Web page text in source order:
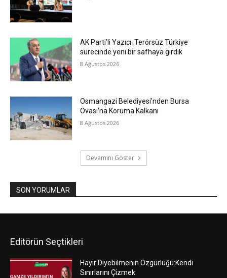
AK Parti’li Yazıcı: Terörsüz Türkiye
sürecinde yeni bir safhaya girdik
8 Ağustos 2026
Osmangazi Belediyesi’nden Bursa
Ovası’na Koruma Kalkanı
8 Ağustos 2026
Devamını Göster
SON YORUMLAR
Editörün Seçtikleri
Hayır Diyebilmenin Özgürlüğü:Kendi
Sınırlarını Çizmek